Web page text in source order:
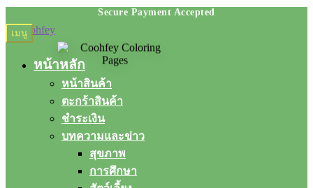
Skip
to
Skip
to
เมนู
หน้าหลัก
หน้าสินค้า
ตะกร้าสินค้า
ชำระเงิน
บทความและข่าว
สุขภาพ
การศึกษา